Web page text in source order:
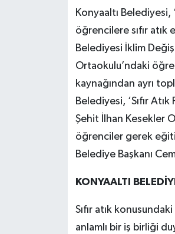
Konyaaltı Belediyesi,
öğrencilere sıfır
Belediyesi İklim
Ortaokulu’ndaki
kaynağından ayrı
Belediyesi, ‘Sıfır
Şehit İlhan Kesekler
öğrenciler gerek
Belediye Başkanı
KONYAALTI
Sıfır atık
anlamlı bir iş birliği